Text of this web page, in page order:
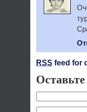
RSS feed for